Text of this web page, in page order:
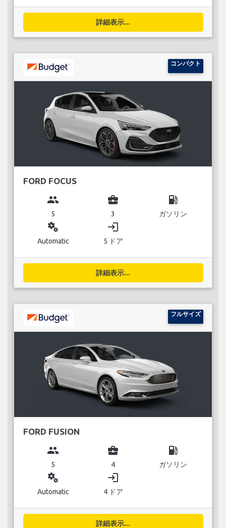
詳細表示...
コンパクト
FORD FOCUS
group
5
business_center
3
local_gas_station
ガソリン
miscellaneous_services
Automatic
login
5 ドア
詳細表示...
フルサイズ
FORD FUSION
group
5
business_center
4
local_gas_station
ガソリン
miscellaneous_services
Automatic
login
4 ドア
詳細表示...